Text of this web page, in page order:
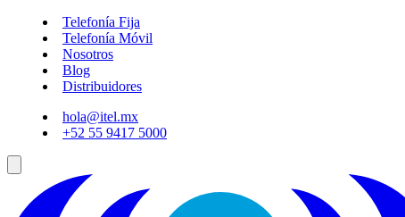
Telefonía Fija
Telefonía Móvil
Nosotros
Blog
Distribuidores
hola@itel.mx
+52 55 9417 5000